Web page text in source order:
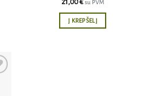
21,00€ su PVM
Į KREPŠELĮ